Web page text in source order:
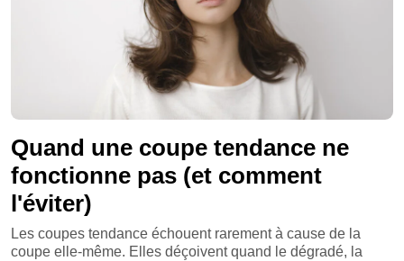
Quand une coupe tendance ne
fonctionne pas (et comment
l'éviter)
Les coupes tendance échouent rarement à cause de la
coupe elle-même. Elles déçoivent quand le dégradé, la